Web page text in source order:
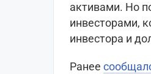
активами. Но
инвесторами,
инвестора и
Ранее